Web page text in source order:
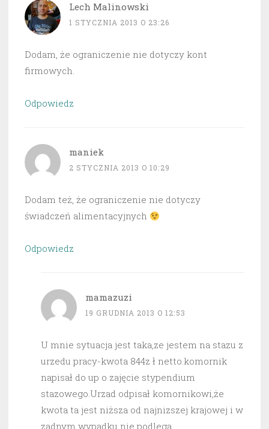
Lech Malinowski
1 STYCZNIA 2013 O 23:26
Dodam, że ograniczenie nie dotyczy kont
firmowych.
Odpowiedz
maniek
2 STYCZNIA 2013 O 10:29
Dodam też, że ograniczenie nie dotyczy
świadczeń alimentacyjnych
Odpowiedz
mamazuzi
19 GRUDNIA 2013 O 12:53
U mnie sytuacja jest taka,ze jestem na stazu z
urzedu pracy-kwota 844z ł netto.komornik
napisał do up o zajęcie stypendium
stazowego.Urzad odpisał komornikowi,że
kwota ta jest niższa od najnizszej krajowej i w
zadnym wypadku nie podlega